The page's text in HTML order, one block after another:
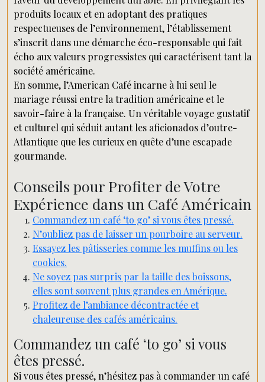
produits locaux et en adoptant des pratiques
respectueuses de l’environnement, l’établissement
s’inscrit dans une démarche éco-responsable qui fait
écho aux valeurs progressistes qui caractérisent tant la
société américaine.
En somme, l’American Café incarne à lui seul le
mariage réussi entre la tradition américaine et le
savoir-faire à la française. Un véritable voyage gustatif
et culturel qui séduit autant les aficionados d’outre-
Atlantique que les curieux en quête d’une escapade
gourmande.
Conseils pour Profiter de Votre
Expérience dans un Café Américain
Commandez un café ‘to go’ si vous êtes pressé.
N’oubliez pas de laisser un pourboire au serveur.
Essayez les pâtisseries comme les muffins ou les
cookies.
Ne soyez pas surpris par la taille des boissons,
elles sont souvent plus grandes en Amérique.
Profitez de l’ambiance décontractée et
chaleureuse des cafés américains.
Commandez un café ‘to go’ si vous
êtes pressé.
Si vous êtes pressé, n’hésitez pas à commander un café